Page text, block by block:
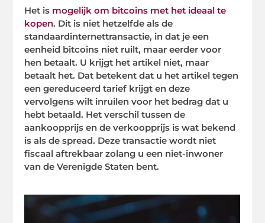
Het is mogelijk om bitcoins met het ideaal te
kopen. Dit is niet hetzelfde als de
standaardinternettransactie, in dat je een
eenheid bitcoins niet ruilt, maar eerder voor
hen betaalt. U krijgt het artikel niet, maar
betaalt het. Dat betekent dat u het artikel tegen
een gereduceerd tarief krijgt en deze
vervolgens wilt inruilen voor het bedrag dat u
hebt betaald. Het verschil tussen de
aankoopprijs en de verkoopprijs is wat bekend
is als de spread. Deze transactie wordt niet
fiscaal aftrekbaar zolang u een niet-inwoner
van de Verenigde Staten bent.